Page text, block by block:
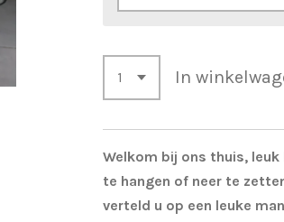
In
Welkom bij ons thuis,
te hangen of neer te
verteld u op een leuke